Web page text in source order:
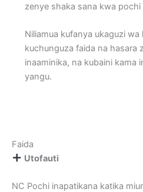
zenye shaka sana kwa
Niliamua kufanya ukaguzi wa
kuchunguza faida na hasara
inaaminika, na kubaini kama
yangu.
Faida
Utofauti
NC Pochi inapatikana katika